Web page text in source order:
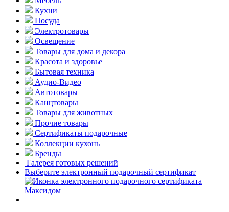
Кухни
Посуда
Электротовары
Освещение
Товары для дома и декора
Красота и здоровье
Бытовая техника
Аудио-Видео
Автотовары
Канцтовары
Товары для животных
Прочие товары
Сертификаты подарочные
Коллекции кухонь
Бренды
Галерея готовых решений
Выберите электронный подарочный сертификат